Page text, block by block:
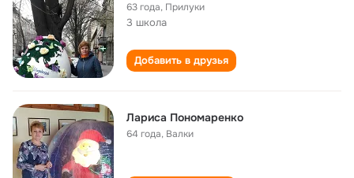
63 года, Прилуки
3 школа
Добавить в друзья
Лариса Пономаренко
64 года, Валки